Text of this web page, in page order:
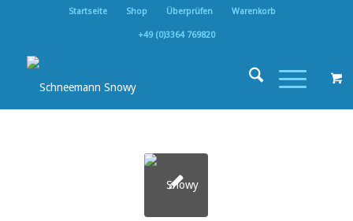
Startseite Shop Überprüfen Warenkorb
+49 (0)3364 769820